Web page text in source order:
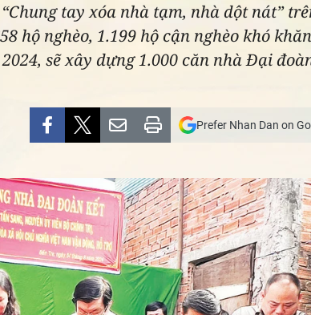
tay xóa nhà tạm, nhà dột nát”
hộ nghèo, 1.199 hộ cận nghèo khó
sẽ xây dựng 1.000 căn nhà Đại
Prefer Nhan Dan on